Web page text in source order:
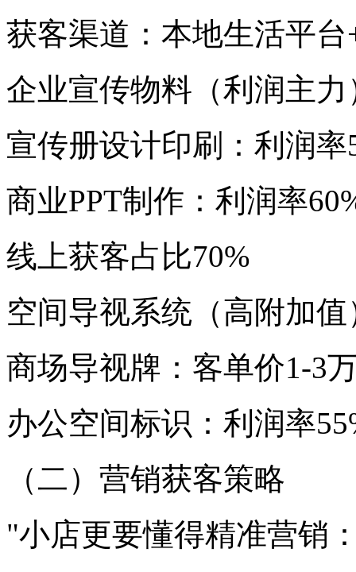
获客渠道：本地生活平
企业宣传物料（利润主力
宣传册设计印刷：利润率
商业PPT制作：利润率
线上获客占比70%
空间导视系统（高附加值
商场导视牌：客单价1-3
办公空间标识：利润率
（二）营销获客策略
"小店更要懂得精准营销